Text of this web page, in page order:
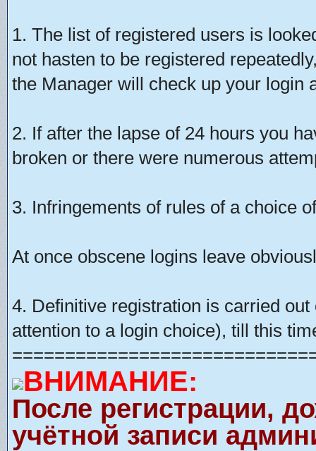
1. The list of registered users is
not hasten to be registered
the Manager will check up your login
2. If after the lapse of 24 hours you
broken or there were numerous
3. Infringements of rules of a choice
At once obscene logins leave
4. Definitive registration is carried
attention to a login choice), till this
ВНИМАНИЕ:
После регистрации,
учётной записи